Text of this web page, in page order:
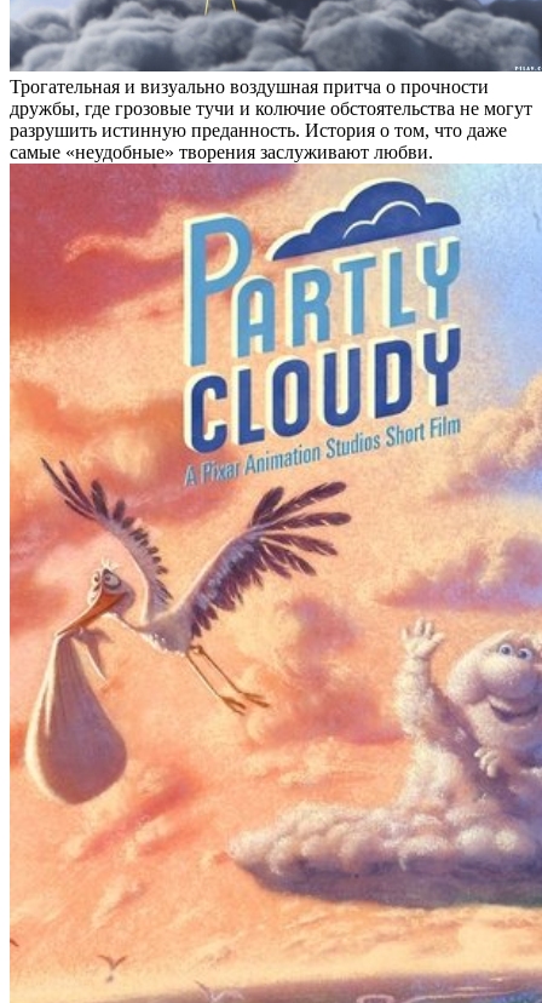
Трогательная и визуально воздушная притча о прочности
дружбы, где грозовые тучи и колючие обстоятельства не могут
разрушить истинную преданность. История о том, что даже
самые «неудобные» творения заслуживают любви.